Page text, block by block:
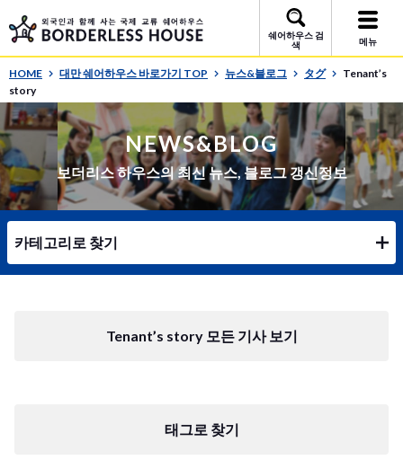
쉐어하우스 검
색
메뉴
HOME 대만 쉐어하우스 바로가기 TOP 뉴스&블로그 タグ
Tenant’s
story
NEWS&BLOG
보더리스 하우스의 최신 뉴스, 블로그 갱신정보
카테고리로 찾기
Tenant’s story 모든 기사 보기
태그로 찾기